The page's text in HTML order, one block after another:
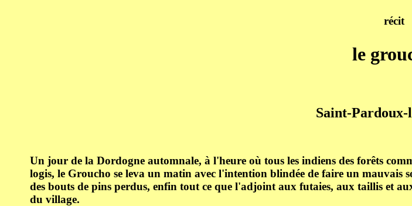
récit
le
Saint-
Un jour de la Dordogne automnale, à l'heure où tous les indiens des forêts
logis, le Groucho se leva un matin avec l'intention blindée de faire un mauvais
des bouts de pins perdus, enfin tout ce que l'adjoint aux futaies, aux taillis et
du village.